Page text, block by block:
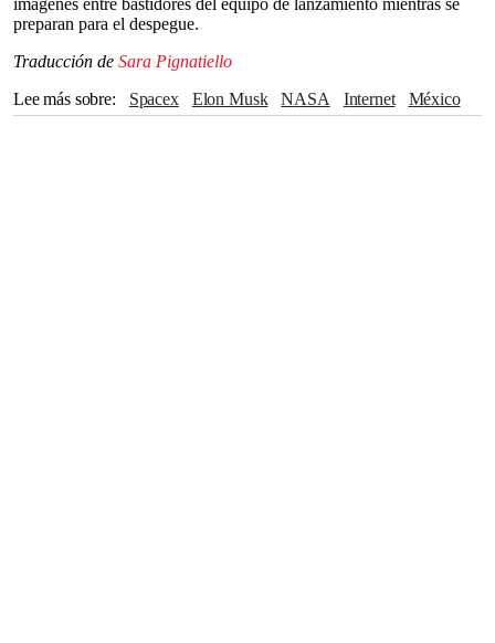
imágenes entre bastidores del equipo de lanzamiento mientras se
preparan para el despegue.
Traducción de Sara Pignatiello
Lee más sobre
spacex Elon Musk NASA Internet
México